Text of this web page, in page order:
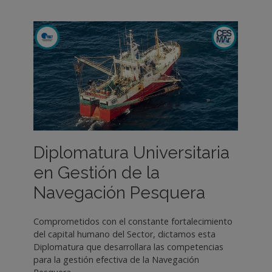
Diplomatura Universitaria
en Gestión de la
Navegación Pesquera
Comprometidos con el constante fortalecimiento
del capital humano del Sector, dictamos esta
Diplomatura que desarrollara las competencias
para la gestión efectiva de la Navegación